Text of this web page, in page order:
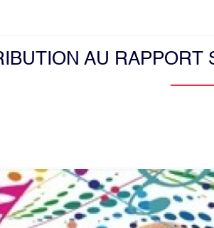
AU RAPPORT